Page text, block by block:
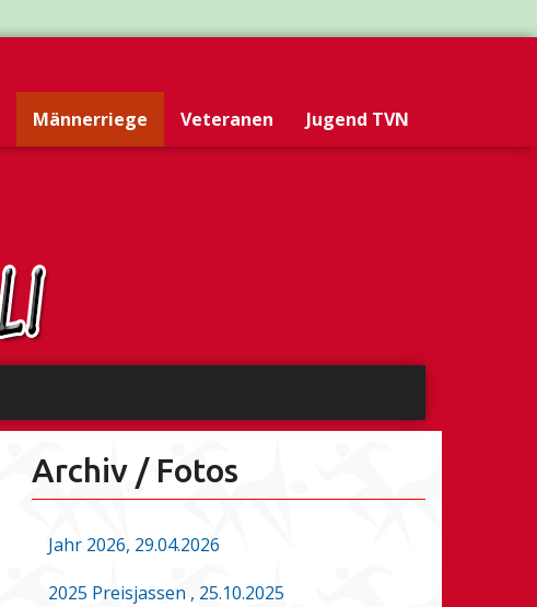
Männerriege Veteranen
Jugend TVN
Archiv / Fotos
Jahr 2026, 29.04.2026
2025 Preisjassen , 25.10.2025